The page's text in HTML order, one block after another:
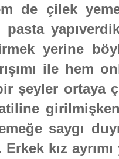
de çilek
yerine
ile hem
şeyler ortaya
saygı
kız